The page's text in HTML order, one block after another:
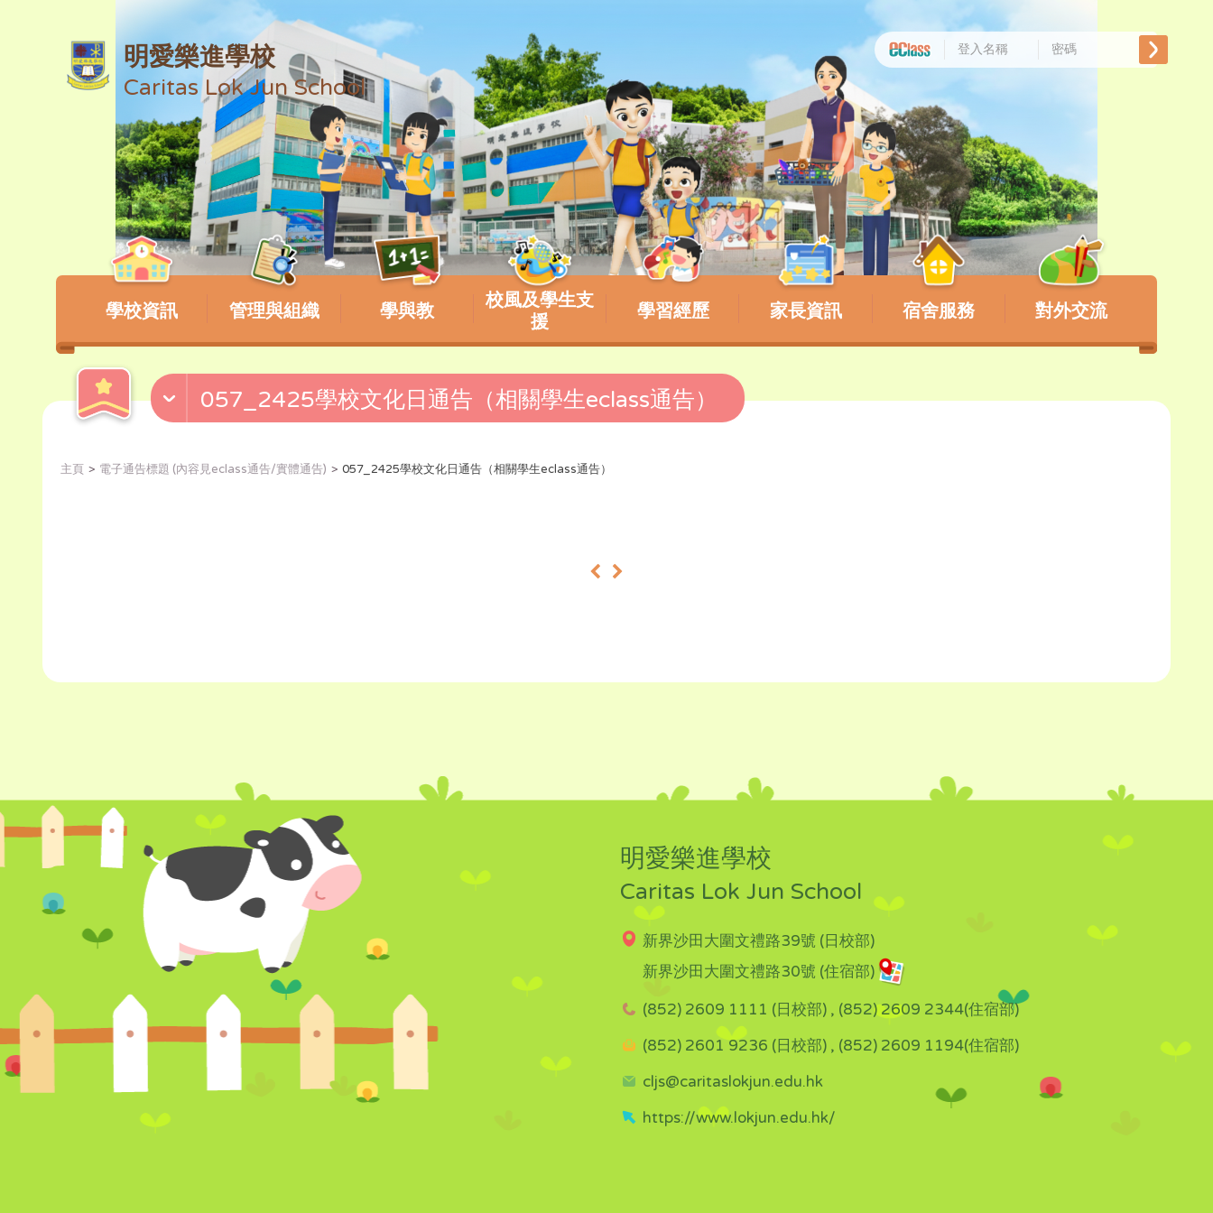
明愛樂進學校
Caritas Lok Jun School
學校資訊 管理與組織 學與教
校風及學生支
援
學習經歷 家長資訊 宿舍服務 對外交流
057_2425學校文化日通告（相關學生eclass通告）
主頁 電子通告標題 (內容見eclass通告/實體通告) 057_2425學校文化日通告（相關學生eclass通告）
« »
明愛樂進學校
Caritas Lok Jun School
新界沙田大圍文禮路39號 (日校部)
新界沙田大圍文禮路30號 (住宿部)
(852) 2609 1111 (日校部) , (852) 2609 2344(住宿部)
(852) 2601 9236 (日校部) , (852) 2609 1194(住宿部)
cljs@caritaslokjun.edu.hk
https://www.lokjun.edu.hk/